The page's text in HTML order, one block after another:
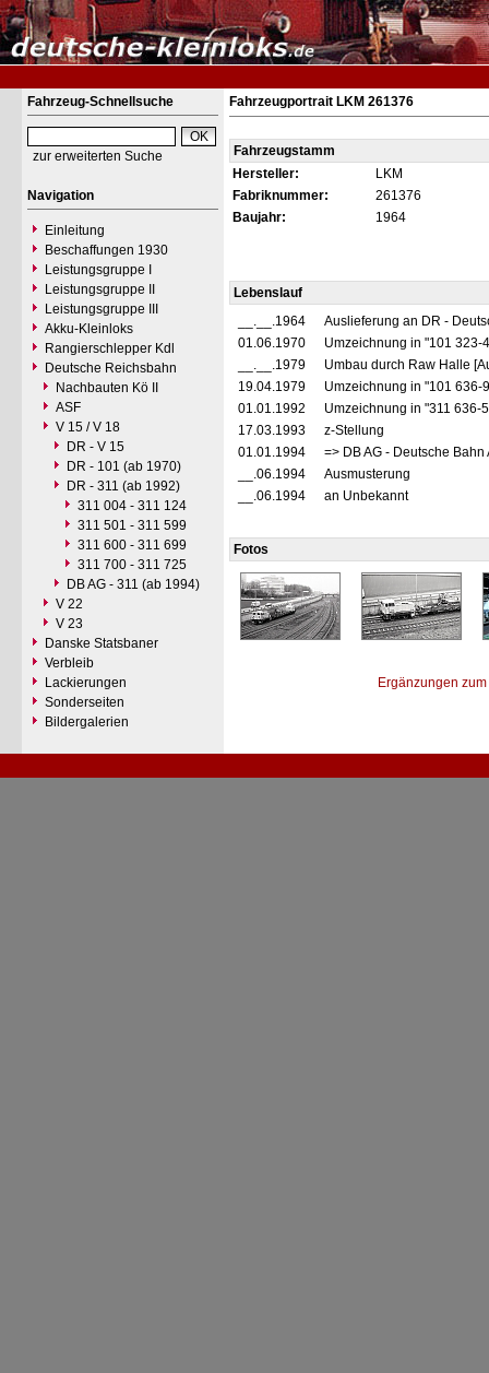
Fahrzeug-Schnellsuche
zur erweiterten Suche
Navigation
Einleitung
Beschaffungen 1930
Leistungsgruppe I
Leistungsgruppe II
Leistungsgruppe III
Akku-Kleinloks
Rangierschlepper Kdl
Deutsche Reichsbahn
Nachbauten Kö II
ASF
V 15 / V 18
DR - V 15
DR - 101 (ab 1970)
DR - 311 (ab 1992)
311 004 - 311 124
311 501 - 311 599
311 600 - 311 699
311 700 - 311 725
DB AG - 311 (ab 1994)
V 22
V 23
Danske Statsbaner
Verbleib
Lackierungen
Sonderseiten
Bildergalerien
Fahrzeugportrait LKM 261376
Fahrzeugstamm
Hersteller:
LKM
Fabriknummer:
261376
Baujahr:
1964
Lebenslauf
__.__.1964
Auslieferung an DR -
01.06.1970
Umzeichnung in "101 323-
__.__.1979
Umbau durch Raw Halle
19.04.1979
Umzeichnung in "101 636-
01.01.1992
Umzeichnung in "311 636-
17.03.1993
z-Stellung
01.01.1994
=> DB AG - Deutsche
__.06.1994
Ausmusterung
__.06.1994
an Unbekannt
Fotos
Ergänzungen